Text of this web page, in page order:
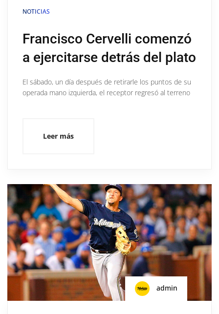
NOTICIAS
Francisco Cervelli comenzó
a ejercitarse detrás del plato
El sábado, un día después de retirarle los puntos de su
operada mano izquierda, el receptor regresó al terreno
Leer más
admin